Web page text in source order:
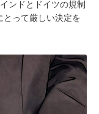
ンドとドイツの規制
って厳しい決定を